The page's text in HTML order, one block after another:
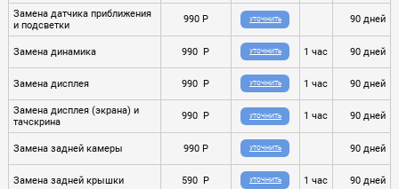
Замена датчика приближения
и подсветки
990 P УТОЧНИТЬ 90 дней
Замена динамика 990 P УТОЧНИТЬ 1 час 90 дней
Замена дисплея 990 P УТОЧНИТЬ 1 час 90 дней
Замена дисплея (экрана) и
тачскрина
990 P УТОЧНИТЬ 1 час 90 дней
Замена задней камеры 990 P УТОЧНИТЬ 90 дней
Замена задней крышки 590 P УТОЧНИТЬ 1 час 90 дней